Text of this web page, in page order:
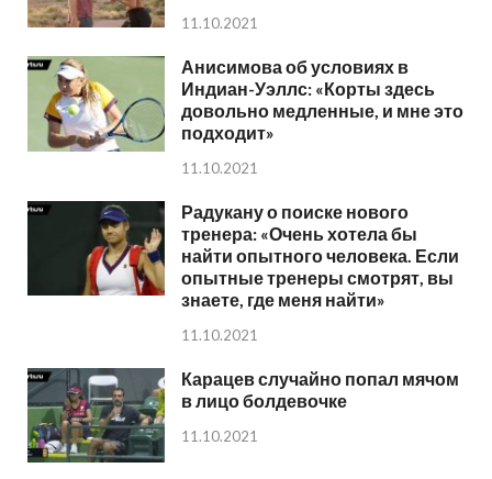
11.10.2021
Анисимова об условиях в
Индиан-Уэллс: «Корты здесь
довольно медленные, и мне это
подходит»
11.10.2021
Радукану о поиске нового
тренера: «Очень хотела бы
найти опытного человека. Если
опытные тренеры смотрят, вы
знаете, где меня найти»
11.10.2021
Карацев случайно попал мячом
в лицо болдевочке
11.10.2021